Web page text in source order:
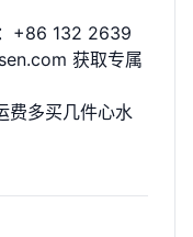
+86 132 2639
获取专属
费多买几件心水